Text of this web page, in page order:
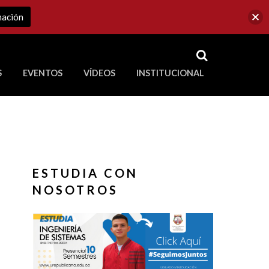
RSS
EVENTOS VÍDEOS INSTITUCIONAL
ESTUDIA CON
NOSOTROS